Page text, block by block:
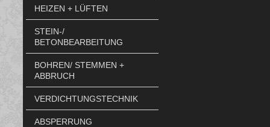
HEIZEN + LÜFTEN
STEIN-/
BETONBEARBEITUNG
BOHREN/ STEMMEN +
ABBRUCH
VERDICHTUNGSTECHNIK
ABSPERRUNG